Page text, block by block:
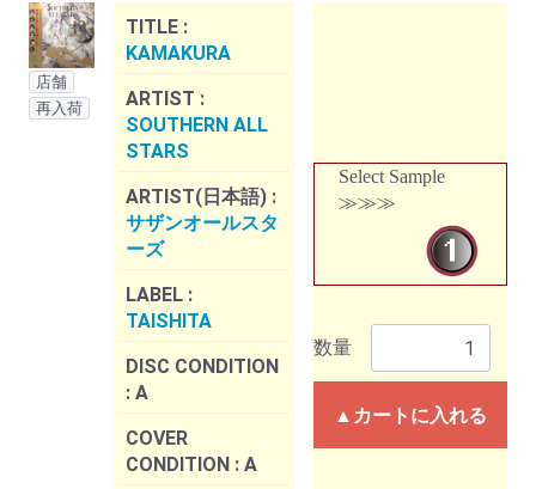
店舗
再入荷
TITLE :
KAMAKURA
ARTIST :
SOUTHERN ALL
STARS
ARTIST(日本語) :
サザンオールスタ
ーズ
LABEL :
TAISHITA
DISC CONDITION
: A
COVER
CONDITION : A
Select Sample
≫≫≫
数量
▲カートに入れる